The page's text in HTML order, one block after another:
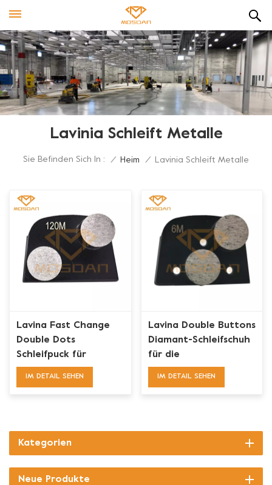
Lavinia Schleift Metalle
Sie Befinden Sich In : / Heim / Lavinia Schleift Metalle
Lavina Fast Change
Double Dots
Schleifpuck für
Metalle für Beton
IM DETAIL SEHEN
Lavina Double Buttons
Diamant-Schleifschuh
für die
Bodenvorbereitung
IM DETAIL SEHEN
Kategorien
Neue Produkte